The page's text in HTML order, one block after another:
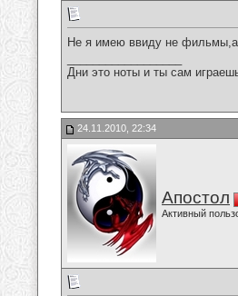
Не я имею ввиду не фильмы,а
Дни это ноты и ты сам
24.11.2010, 22:34
Апостол
Активный